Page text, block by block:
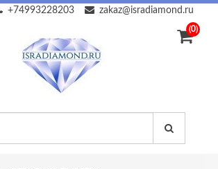
zakaz@isradiamond.ru
+74993228203
(0)